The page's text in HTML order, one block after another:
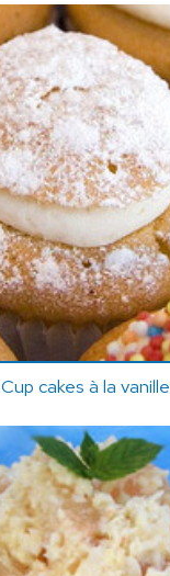
Cup cakes à la vanille